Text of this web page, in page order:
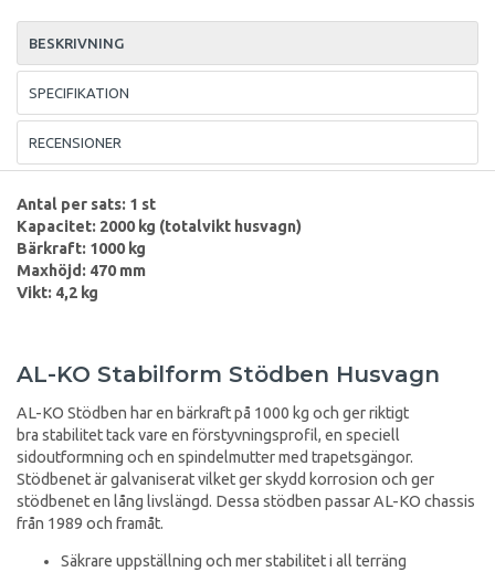
BESKRIVNING
SPECIFIKATION
RECENSIONER
Antal per sats: 1 st
Kapacitet: 2000 kg (totalvikt husvagn)
Bärkraft: 1000 kg
Maxhöjd: 470 mm
Vikt: 4,2 kg
AL-KO Stabilform Stödben Husvagn
AL-KO Stödben har en bärkraft på 1000 kg och ger riktigt
bra stabilitet tack vare en förstyvningsprofil, en speciell
sidoutformning och en spindelmutter med trapetsgängor.
Stödbenet är galvaniserat vilket ger skydd korrosion och ger
stödbenet en lång livslängd. Dessa stödben passar AL-KO chassis
från 1989 och framåt.
Säkrare uppställning och mer stabilitet i all terräng